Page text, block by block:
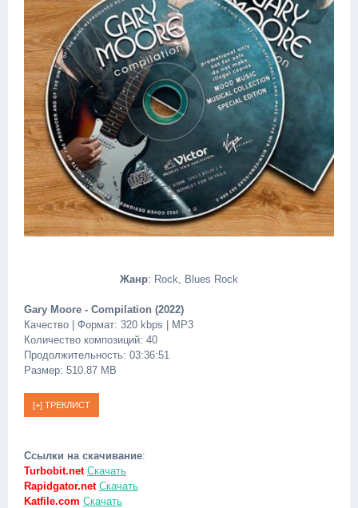
Жанр: Rock, Blues Rock
Gary Moore - Compilation (2022)
Качество | Формат: 320 kbps | MP3
Количество композиций: 40
Продолжительность: 03:36:51
Размер: 510.87 MB
Ссылки на скачивание:
Turbobit.net Скачать
Rapidgator.net Скачать
Katfile.com Скачать